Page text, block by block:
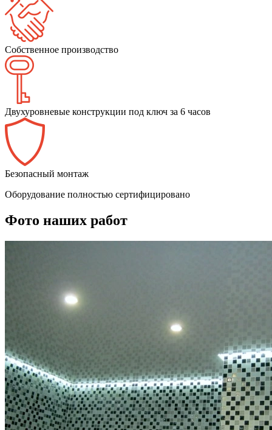
Собственное производство
Двухуровневые конструкции под ключ за 6 часов
Безопасный монтаж
Оборудование полностью сертифицировано
Фото наших работ